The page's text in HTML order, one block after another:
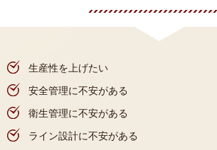
生産性を上げたい
安全管理に不安がある
衛生管理に不安がある
ライン設計に不安がある